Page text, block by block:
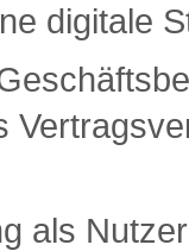
digitale
als